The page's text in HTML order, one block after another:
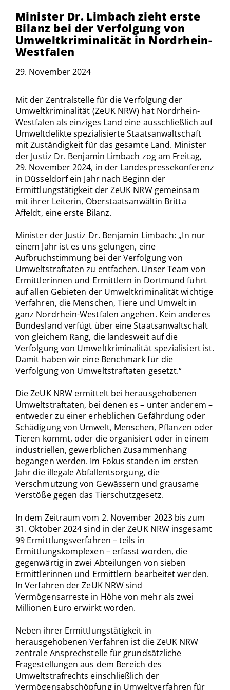
Minister Dr. Limbach zieht erste
Bilanz bei der Verfolgung von
Umweltkriminalität in Nordrhein-
Westfalen
29. November 2024
Mit der Zentralstelle für die Verfolgung der
Umweltkriminalität (ZeUK NRW) hat Nordrhein-
Westfalen als einziges Land eine ausschließlich auf
Umweltdelikte spezialisierte Staatsanwaltschaft
mit Zuständigkeit für das gesamte Land. Minister
der Justiz Dr. Benjamin Limbach zog am Freitag,
29. November 2024, in der Landespressekonferenz
in Düsseldorf ein Jahr nach Beginn der
Ermittlungstätigkeit der ZeUK NRW gemeinsam
mit ihrer Leiterin, Oberstaatsanwältin Britta
Affeldt, eine erste Bilanz.
Minister der Justiz Dr. Benjamin Limbach: „In nur
einem Jahr ist es uns gelungen, eine
Aufbruchstimmung bei der Verfolgung von
Umweltstraftaten zu entfachen. Unser Team von
Ermittlerinnen und Ermittlern in Dortmund führt
auf allen Gebieten der Umweltkriminalität wichtige
Verfahren, die Menschen, Tiere und Umwelt in
ganz Nordrhein-Westfalen angehen. Kein anderes
Bundesland verfügt über eine Staatsanwaltschaft
von gleichem Rang, die landesweit auf die
Verfolgung von Umweltkriminalität spezialisiert ist.
Damit haben wir eine Benchmark für die
Verfolgung von Umweltstraftaten gesetzt.“
Die ZeUK NRW ermittelt bei herausgehobenen
Umweltstraftaten, bei denen es – unter anderem –
entweder zu einer erheblichen Gefährdung oder
Schädigung von Umwelt, Menschen, Pflanzen oder
Tieren kommt, oder die organisiert oder in einem
industriellen, gewerblichen Zusammenhang
begangen werden. Im Fokus standen im ersten
Jahr die illegale Abfallentsorgung, die
Verschmutzung von Gewässern und grausame
Verstöße gegen das Tierschutzgesetz.
In dem Zeitraum vom 2. November 2023 bis zum
31. Oktober 2024 sind in der ZeUK NRW insgesamt
99 Ermittlungsverfahren – teils in
Ermittlungskomplexen – erfasst worden, die
gegenwärtig in zwei Abteilungen von sieben
Ermittlerinnen und Ermittlern bearbeitet werden.
In Verfahren der ZeUK NRW sind
Vermögensarreste in Höhe von mehr als zwei
Millionen Euro erwirkt worden.
Neben ihrer Ermittlungstätigkeit in
herausgehobenen Verfahren ist die ZeUK NRW
zentrale Ansprechstelle für grundsätzliche
Fragestellungen aus dem Bereich des
Umweltstrafrechts einschließlich der
Vermögensabschöpfung in Umweltverfahren für